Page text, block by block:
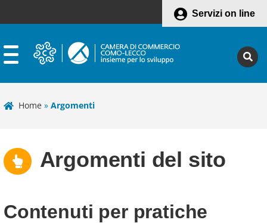
Servizi on line
Home » Argomenti
Argomenti del sito
Contenuti per pratiche